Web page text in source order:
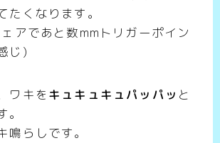
たくなります。
アであと数mmトリガーポイン
じ)
ワキを キュキュキュパッパッ と
鳴らしです。